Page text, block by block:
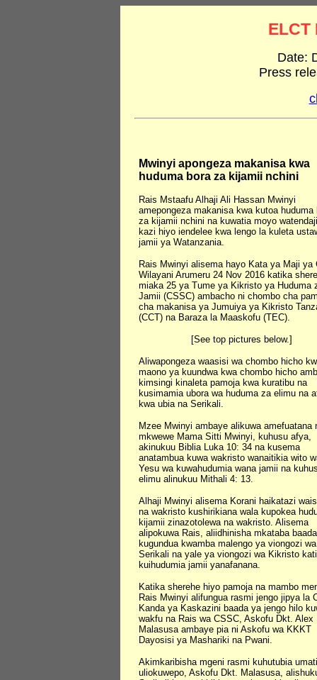
ELCT
Date:
Press
Mwinyi apongeza makanisa kwa
huduma bora za kijamii nchini
Rais Mstaafu Alhaji Ali Hassan Mwinyi
amepongeza makanisa kwa kutoa huduma
za kijamii nchini na kuwatia moyo
kazi hiyo iendelee kwa lengo la kuleta
jamii ya Watanzania.
Rais Mwinyi alisema hayo Kata ya Maji ya
Wilayani Arumeru 24 Nov 2016 katika
miaka 25 ya Tume ya Kikristo ya Huduma
Jamii (CSSC) ambacho ni chombo cha
cha makanisa ya Jumuiya ya Kikristo
(CCT) na Baraza la Maaskofu (TEC).
[See top pictures below.]
Aliwapongeza waasisi wa chombo hicho
maono ya kuundwa kwa chombo hicho
kimsingi kinaleta pamoja kwa kuratibu na
kusimamia ubora wa huduma za elimu na
kwa ubia na Serikali.
Mzee Mwinyi ambaye alikuwa amefuatana
mkwewe Mama Sitti Mwinyi, kuhusu afya,
akinukuu Biblia Luka 10: 34 na kusema
anatambua kuwa wakristo wanaitikia wito
Yesu wa kuwahudumia wana jamii na
elimu alinukuu Mithali 4: 13.
Alhaji Mwinyi alisema Korani haikatazi
na wakristo kushirikiana wala kupokea
kijamii zinazotolewa na wakristo. Alisema
alipokuwa Rais, aliidhinisha mkataba
kugundua kwamba malengo ya viongozi wa
Serikali na yale ya viongozi wa Kikristo
kuihudumia jamii yanafanana.
Katika sherehe hiyo pamoja na mambo
Rais Mwinyi alifungua rasmi jengo jipya la
Kanda ya Kaskazini baada ya jengo hilo
wakfu na Rais wa CSSC, Askofu Dkt. Alex
Malasusa ambaye pia ni Askofu wa KKKT
Dayosisi ya Mashariki na Pwani.
Akimkaribisha mgeni rasmi kuhutubia umati
uliokuwepo, Askofu Dkt. Malasusa,